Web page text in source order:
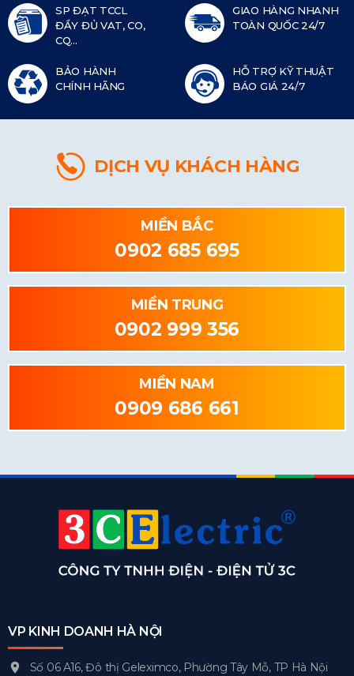
SP ĐẠT TCCL
ĐẦY ĐỦ VAT, CO,
CQ...
GIAO HÀNG NHANH
TOÀN QUỐC 24/7
BẢO HÀNH
CHÍNH HÃNG
HỖ TRỢ KỸ THUẬT
BÁO GIÁ 24/7
DỊCH VỤ KHÁCH HÀNG
MIỀN BẮC
0902 685 695
MIỀN TRUNG
0902 999 356
MIỀN NAM
0909 686 661
VP KINH DOANH HÀ NỘI
Số 06 A16, Đô thị Geleximco, Phường Tây Mỗ, TP Hà Nội